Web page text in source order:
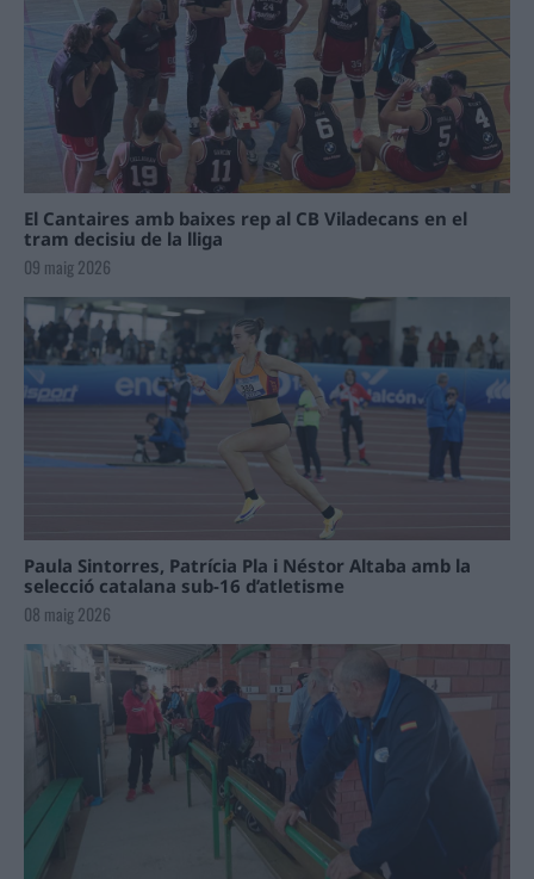
El Cantaires amb baixes rep al CB Viladecans en el
tram decisiu de la lliga
09 maig 2026
Paula Sintorres, Patrícia Pla i Néstor Altaba amb la
selecció catalana sub-16 d’atletisme
08 maig 2026